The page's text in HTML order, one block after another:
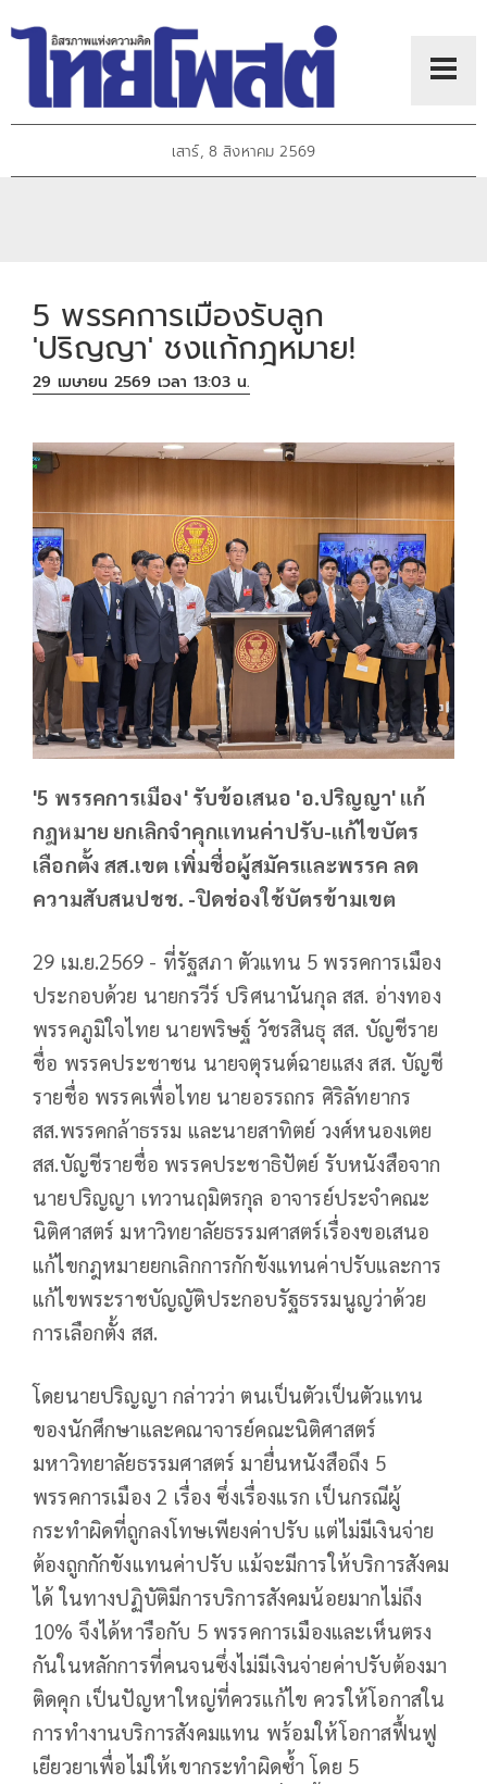
เสาร์, 8 สิงหาคม 2569
5 พรรคการเมืองรับลูก
'ปริญญา' ชงแก้กฎหมาย!
29 เมษายน 2569 เวลา 13:03 น.
'5 พรรคการเมือง' รับข้อเสนอ 'อ.ปริญญา' แก้
กฎหมาย ยกเลิกจำคุกแทนค่าปรับ-แก้ไขบัตร
เลือกตั้ง สส.เขต เพิ่มชื่อผู้สมัครและพรรค ลด
ความสับสนปชช. -ปิดช่องใช้บัตรข้ามเขต
29 เม.ย.2569 - ที่รัฐสภา ตัวแทน 5 พรรคการเมือง
ประกอบด้วย นายกรวีร์ ปริศนานันกุล สส. อ่างทอง
พรรคภูมิใจไทย นายพริษฐ์ วัชรสินธุ สส. บัญชีราย
ชื่อ พรรคประชาชน นายจตุรนต์ฉายแสง สส. บัญชี
รายชื่อ พรรคเพื่อไทย นายอรรถกร ศิริลัทยากร
สส.พรรคกล้าธรรม และนายสาทิตย์ วงศ์หนองเตย
สส.บัญชีรายชื่อ พรรคประชาธิปัตย์ รับหนังสือจาก
นายปริญญา เทวานฤมิตรกุล อาจารย์ประจำคณะ
นิติศาสตร์ มหาวิทยาลัยธรรมศาสตร์เรื่องขอเสนอ
แก้ไขกฎหมายยกเลิกการกักขังแทนค่าปรับและการ
แก้ไขพระราชบัญญัติประกอบรัฐธรรมนูญว่าด้วย
การเลือกตั้ง สส.
โดยนายปริญญา กล่าวว่า ตนเป็นตัวเป็นตัวแทน
ของนักศึกษาและคณาจารย์คณะนิติศาสตร์
มหาวิทยาลัยธรรมศาสตร์ มายื่นหนังสือถึง 5
พรรคการเมือง 2 เรื่อง ซึ่งเรื่องแรก เป็นกรณีผู้
กระทำผิดที่ถูกลงโทษเพียงค่าปรับ แต่ไม่มีเงินจ่าย
ต้องถูกกักขังแทนค่าปรับ แม้จะมีการให้บริการสังคม
ได้ ในทางปฏิบัติมีการบริการสังคมน้อยมากไม่ถึง
10% จึงได้หารือกับ 5 พรรคการเมืองและเห็นตรง
กันในหลักการที่คนจนซึ่งไม่มีเงินจ่ายค่าปรับต้องมา
ติดคุก เป็นปัญหาใหญ่ที่ควรแก้ไข ควรให้โอกาสใน
การทำงานบริการสังคมแทน พร้อมให้โอกาสฟื้นฟู
เยียวยาเพื่อไม่ให้เขากระทำผิดซ้ำ โดย 5